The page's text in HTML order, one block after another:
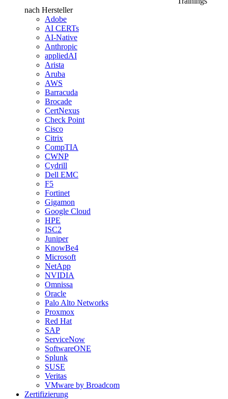
nach Hersteller
Adobe
AI CERTs
AI-Native
Anthropic
appliedAI
Arista
Aruba
AWS
Barracuda
Brocade
CertNexus
Check Point
Cisco
Citrix
CompTIA
CWNP
Cydrill
Dell EMC
F5
Fortinet
Gigamon
Google Cloud
HPE
ISC2
Juniper
KnowBe4
Microsoft
NetApp
NVIDIA
Omnissa
Oracle
Palo Alto Networks
Proxmox
Red Hat
SAP
ServiceNow
SoftwareONE
Splunk
SUSE
Veritas
VMware by Broadcom
Zertifizierung